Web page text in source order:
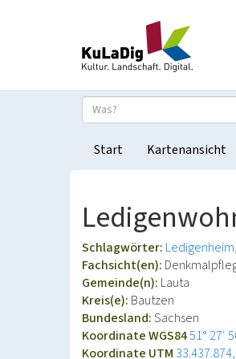
Start Kartenansicht
Schlagwörter: Ledigenheim
Fachsicht(en):
Gemeinde(n): Lauta
Kreis(e): Bautzen
Bundesland:Sachsen
Koordinate WGS8451° 27′
Koordinate UTM